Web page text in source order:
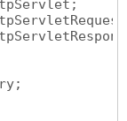
- Add -